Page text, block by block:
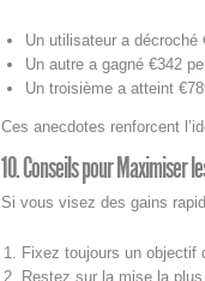
Un utilisateur a décroché
Un autre a gagné €342
Un troisième a atteint
Ces anecdotes renforcent
10. Conseils pour Maximiser
Si vous visez des gains
Fixez toujours un objectif
Restez sur la mise la